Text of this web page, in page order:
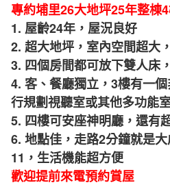
專約埔里26大地坪25年整棟
1. 屋齡24年，屋況良好
2. 超大地坪，室內空間超大
3. 四個房間都可放下雙人床
4. 客、餐廳獨立，3樓有一
行規劃視聽室或其他多功能
5. 四樓可安座神明廳，還有
6. 地點佳，走路2分鐘就是
11，生活機能超方便
歡迎提前來電預約賞屋